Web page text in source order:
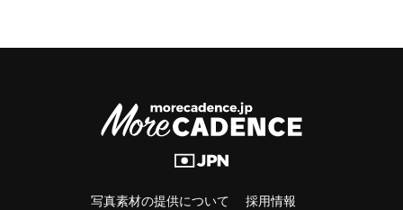
写真素材の提供について 採用情報